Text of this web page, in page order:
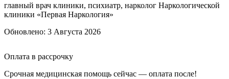
главный врач клиники, психиатр, нарколог Наркологической
клиники «Первая Наркология»
Обновлено: 3 Августа 2026
Оплата в рассрочку
Срочная медицинская помощь сейчас — оплата после!